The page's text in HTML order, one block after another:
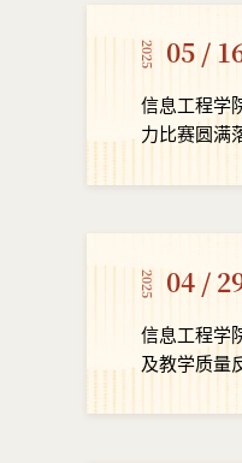
2025 05 /
信息工程学
力比赛圆满
2025 04 /
信息工程学
及教学质量